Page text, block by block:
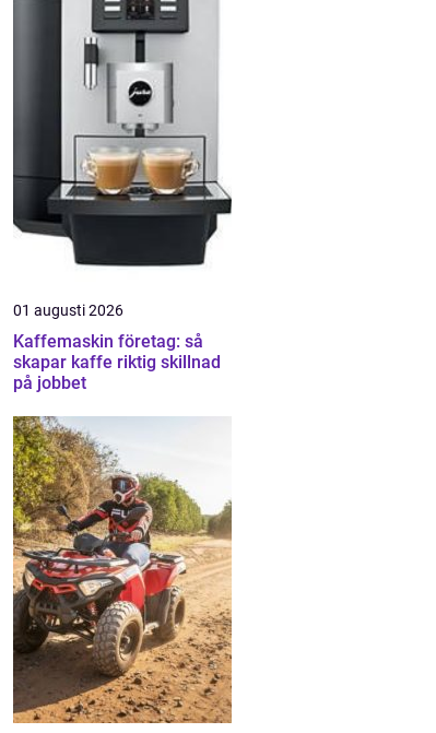
01 augusti 2026
Kaffemaskin företag: så
skapar kaffe riktig skillnad
på jobbet